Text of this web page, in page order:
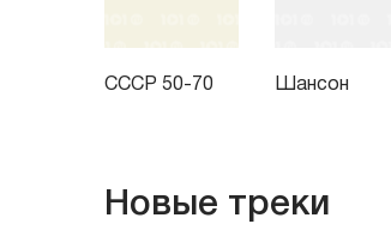
СССР 50-70 Шансон
Новые треки